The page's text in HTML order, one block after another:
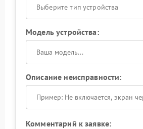
Выберите тип устройства
Модель устройства:
Описание неисправности:
Комментарий к заявке: